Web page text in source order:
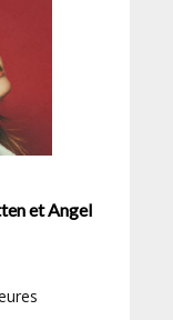
et Angel